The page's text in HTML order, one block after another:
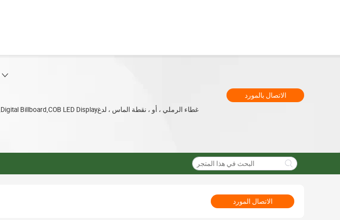
الاتصال بالمورد
الاتصال المورد